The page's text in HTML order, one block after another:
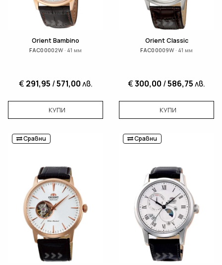
Orient Bambino
FAC00002W · 41 мм
€ 291,95 /571,00лв.
КУПИ
Orient Classic
FAC00009W · 41 мм
€300,00 /586,75лв.
КУПИ
Сравни Сравни